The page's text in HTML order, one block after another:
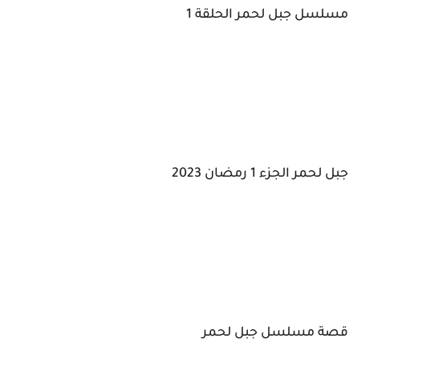
مسلسل جبل لحمر الحلقة 1
جبل لحمر الجزء 1 رمضان 2023
قصة مسلسل جبل لحمر